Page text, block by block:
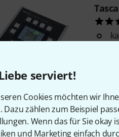
serviert!
Cookies möchten wir
Dazu zählen zum Beispiel
Wenn das für Sie okay
und Marketing einfach